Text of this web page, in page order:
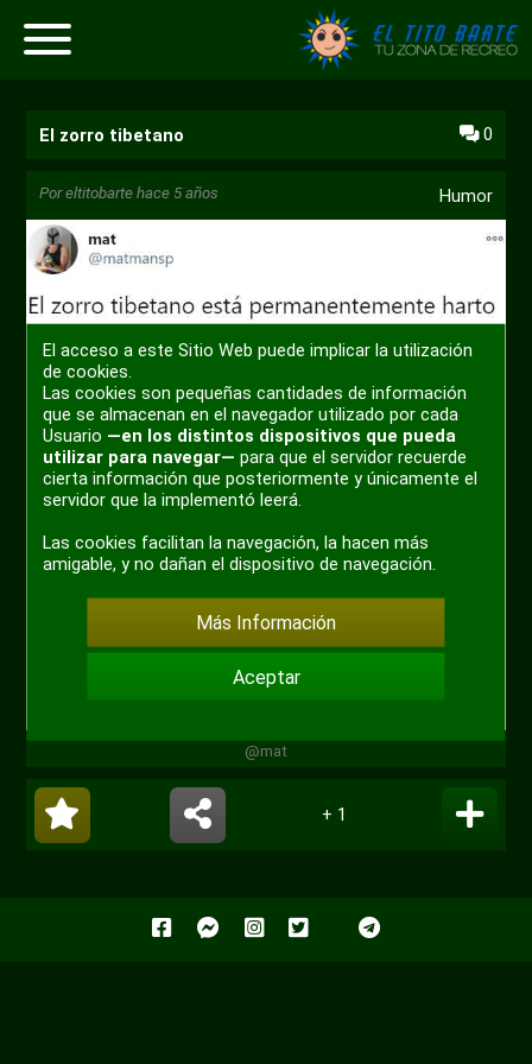
El zorro tibetano 0
Poreltitobarte hace 5 años Humor
@mat
+ 1
El acceso a este Sitio Web puede implicar la utilización
de cookies.
Las cookies son pequeñas cantidades de información
que se almacenan en el navegador utilizado por cada
Usuario —en los distintos dispositivos que pueda
utilizar para navegar— para que el servidor recuerde
cierta información que posteriormente y únicamente el
servidor que la implementó leerá.
Las cookies facilitan la navegación, la hacen más
amigable, y no dañan el dispositivo de navegación.
Más Información
Aceptar